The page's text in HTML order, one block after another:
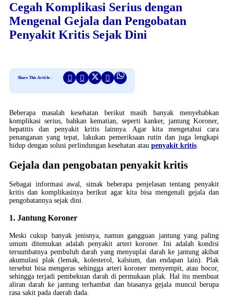
Cegah Komplikasi Serius dengan
Mengenal Gejala dan Pengobatan
Penyakit Kritis Sejak Dini
Share This Article :
Beberapa masalah kesehatan berikut masih banyak menyebabkan
komplikasi serius, bahkan kematian, seperti kanker, jantung Koroner,
hepatitis dan penyakit kritis lainnya. Agar kita mengetahui cara
penanganan yang tepat, lakukan pemeriksaan rutin dan juga lengkapi
hidup dengan solusi perlindungan kesehatan atau penyakit kritis.
Gejala dan pengobatan penyakit kritis
Sebagai informasi awal, simak beberapa penjelasan tentang penyakit
kritis dan komplikasinya berikut agar kita bisa mengenali gejala dan
pengobatannya sejak dini.
1. Jantung Koroner
Meski cukup banyak jenisnya, namun gangguan jantung yang paling
umum ditemukan adalah penyakit arteri koroner. Ini adalah kondisi
tersumbatnya pembuluh darah yang menyuplai darah ke jantung akibat
akumulasi plak (lemak, kolesterol, kalsium, dan endapan lain). Plak
tersebut bisa mengeras sehingga arteri koroner menyempit, atau bocor,
sehingga terjadi pembekuan darah di permukaan plak. Hal itu membuat
aliran darah ke jantung terhambat dan biasanya gejala muncul berupa
rasa sakit pada daerah dada.